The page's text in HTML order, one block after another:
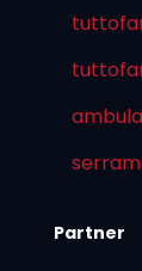
Partner